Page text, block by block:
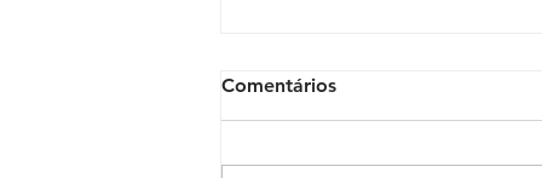
Comentários